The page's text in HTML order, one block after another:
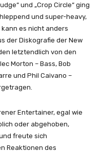
und „Crop Circle“ ging
und super-heavy,
es nicht anders
der Diskografie der New
letztendlich von den
Morton – Bass, Bob
und Phil Caivano –
Entertainer, egal wie
oder abgehoben,
freute sich
Reaktionen des